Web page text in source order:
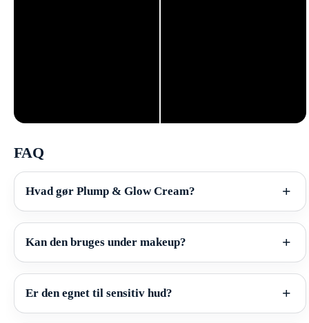
FAQ
Hvad gør Plump & Glow Cream?
Kan den bruges under makeup?
Er den egnet til sensitiv hud?